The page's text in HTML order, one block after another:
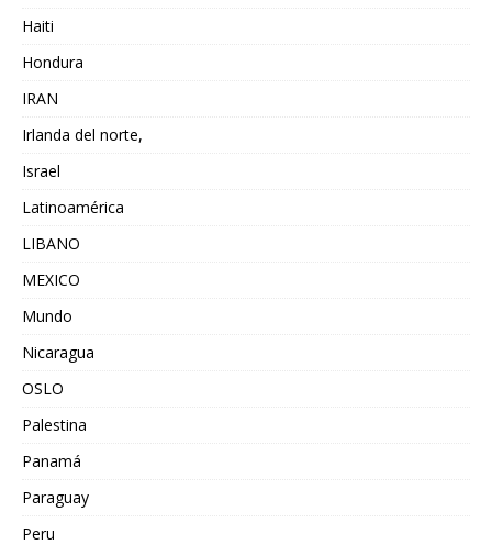
Haiti
Hondura
IRAN
Irlanda del norte,
Israel
Latinoamérica
LIBANO
MEXICO
Mundo
Nicaragua
OSLO
Palestina
Panamá
Paraguay
Peru